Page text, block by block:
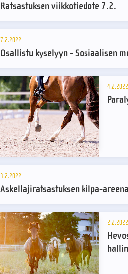
Ratsastuksen viikkotiedote 7.2.
7.2.2022
Osallistu kyselyyn - Sosiaalisen
4.2.2022
3.2.2022
Askellajiratsastuksen kilpa-
2.2.2022